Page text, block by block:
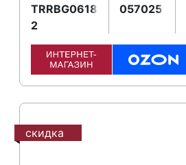
TRRBG06180663-
2
057025
скидка